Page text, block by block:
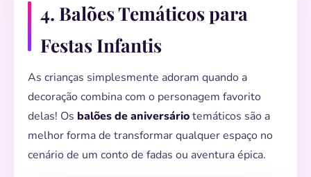
4. Balões Temáticos para
Festas Infantis
As crianças simplesmente adoram quando a
decoração combina com o personagem favorito
delas! Os balões de aniversáriotemáticos são a
melhor forma de transformar qualquer espaço no
cenário de um conto de fadas ou aventura épica.